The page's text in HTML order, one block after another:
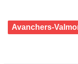
Avanchers-